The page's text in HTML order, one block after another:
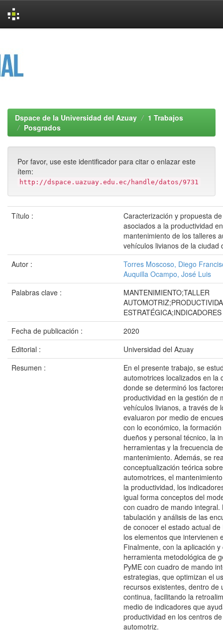
Dspace de la Universidad del Azuay
1 Trabajos
Posgrados
Por favor, use este identificador para citar o enlazar este
ítem:
http://dspace.uazuay.edu.ec/handle/datos/9731
Título :
Caracterización y propuesta
asociados a la productividad
mantenimiento de los talleres
vehículos livianos de la ciudad
Autor :
Torres Moscoso, Diego
Auquilla Ocampo, José Luis
Palabras clave :
MANTENIMIENTO;TALLER
ESTRATÉGICA;INDICADORES
Fecha de publicación :
2020
Editorial :
Universidad del Azuay
Resumen :
En el presente trabajo, se
automotrices localizados en la
donde se determinó los
productividad en la gestión de
vehículos livianos, a través de
evaluaron por medio de
con lo económico, la
dueños y personal técnico, la
herramientas y la frecuencia
mantenimiento. Además, se
conceptualización teórica
automotrices, el
la productividad, los
igual forma conceptos del
con cuadro de mando
tabulación y análisis de las
de conocer el estado actual
los elementos que intervienen
Finalmente, con la aplicación
herramienta metodológica de
PyME con cuadro de mando
estrategias, que optimizan el
recursos existentes, dentro de
continua, facilitando la
medio de indicadores que
productividad en los centros
automotriz.